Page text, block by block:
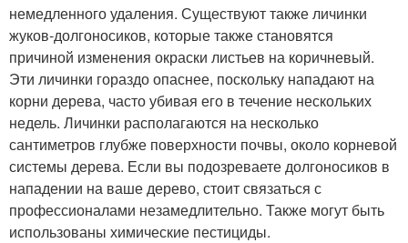
немедленного удаления. Существуют также личинки
жуков-долгоносиков, которые также становятся
причиной изменения окраски листьев на коричневый.
Эти личинки гораздо опаснее, поскольку нападают на
корни дерева, часто убивая его в течение нескольких
недель. Личинки располагаются на несколько
сантиметров глубже поверхности почвы, около корневой
системы дерева. Если вы подозреваете долгоносиков в
нападении на ваше дерево, стоит связаться с
профессионалами незамедлительно. Также могут быть
использованы химические пестициды.